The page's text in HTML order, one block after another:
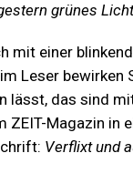
grünes
mit einer
Leser bewirken
lässt, das sind
ZEIT-Magazin in
Verflixt und